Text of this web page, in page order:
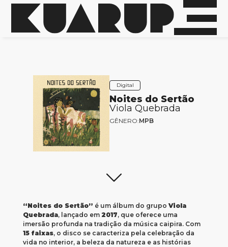
Digital
Noites do Sertão
Viola Quebrada
GÊNERO:MPB
“Noites do Sertão” é um álbum do grupo Viola
Quebrada, lançado em 2017, que oferece uma
imersão profunda na tradição da música caipira. Com
15 faixas, o disco se caracteriza pela celebração da
vida no interior, a beleza da natureza e as histórias